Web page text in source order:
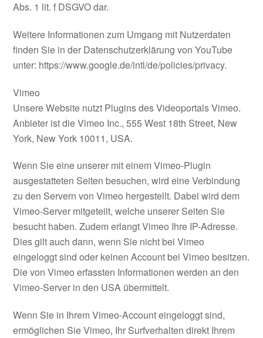
Abs. 1 lit. f DSGVO dar.
Weitere Informationen zum Umgang mit Nutzerdaten
finden Sie in der Datenschutzerklärung von YouTube
unter: https://www.google.de/intl/de/policies/privacy.
Vimeo
Unsere Website nutzt Plugins des Videoportals Vimeo.
Anbieter ist die Vimeo Inc., 555 West 18th Street, New
York, New York 10011, USA.
Wenn Sie eine unserer mit einem Vimeo-Plugin
ausgestatteten Seiten besuchen, wird eine Verbindung
zu den Servern von Vimeo hergestellt. Dabei wird dem
Vimeo-Server mitgeteilt, welche unserer Seiten Sie
besucht haben. Zudem erlangt Vimeo Ihre IP-Adresse.
Dies gilt auch dann, wenn Sie nicht bei Vimeo
eingeloggt sind oder keinen Account bei Vimeo besitzen.
Die von Vimeo erfassten Informationen werden an den
Vimeo-Server in den USA übermittelt.
Wenn Sie in Ihrem Vimeo-Account eingeloggt sind,
ermöglichen Sie Vimeo, Ihr Surfverhalten direkt Ihrem